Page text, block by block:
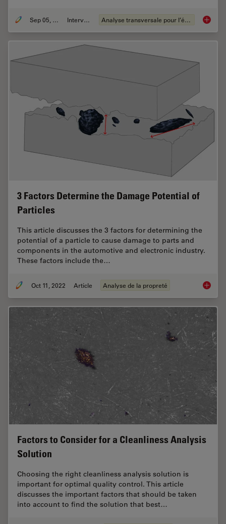
Sep 05, 2023 Interviews Analyse transversale pour l’électronique
3 Factors Determine the Damage Potential of
Particles
This article discusses the 3 factors for determining the
potential of a particle to cause damage to parts and
components in the automotive and electronic industry.
These factors include the…
Oct 11, 2022 Article Analyse de la propreté 3
Factors to Consider for a Cleanliness Analysis
Solution
Choosing the right cleanliness analysis solution is
important for optimal quality control. This article
discusses the important factors that should be taken
into account to find the solution that best…